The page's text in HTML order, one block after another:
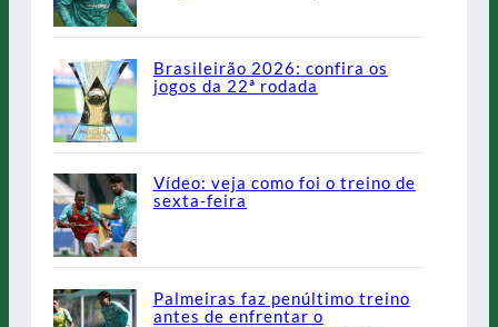
Brasileirão 2026: confira os
jogos da 22ª rodada
Vídeo: veja como foi o treino de
sexta-feira
Palmeiras faz penúltimo treino
antes de enfrentar o